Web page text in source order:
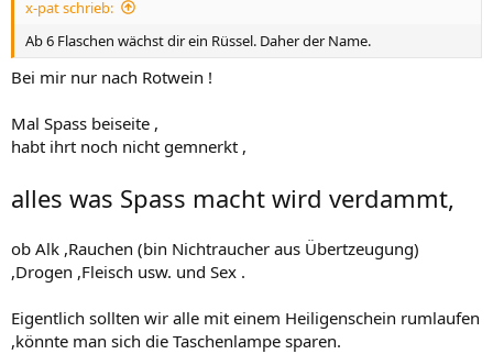
x-pat schrieb:
Ab 6 Flaschen wächst dir ein Rüssel. Daher der Name.
Bei mir nur nach Rotwein !
Mal Spass beiseite ,
habt ihrt noch nicht gemnerkt ,
alles was Spass macht wird verdammt,
ob Alk ,Rauchen (bin Nichtraucher aus Übertzeugung)
,Drogen ,Fleisch usw. und Sex .
Eigentlich sollten wir alle mit einem Heiligenschein rumlaufen
,könnte man sich die Taschenlampe sparen.